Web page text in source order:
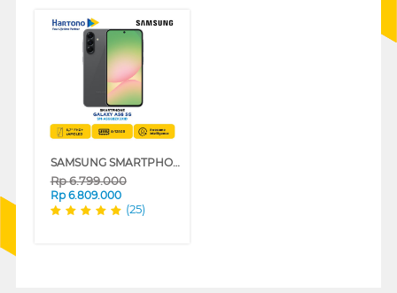
SAMSUNG SMARTPHONE GALAXY A56 5G SERIES
Rp6.799.000
Rp 6.809.000
(25)